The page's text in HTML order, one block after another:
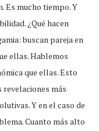
Es mucho tiempo. Y
¿Qué hacen
buscan pareja en
ellas. Hablemos
que ellas. Esto
revelaciones más
Y en el caso de
Cuanto más alto